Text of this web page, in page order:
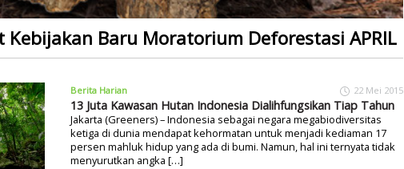
Kebijakan Baru Moratorium Deforestasi APRIL
Berita Harian 22 Mei 2015
13 Juta Kawasan Hutan Indonesia Dialihfungsikan Tiap Tahun
Jakarta (Greeners) – Indonesia sebagai negara megabiodiversitas
ketiga di dunia mendapat kehormatan untuk menjadi kediaman 17
persen mahluk hidup yang ada di bumi. Namun, hal ini ternyata tidak
menyurutkan angka […]